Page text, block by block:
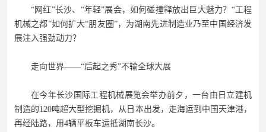
“网红”长沙、“年轻”展会，如何碰撞释放出巨大魅力？“工程
机械之都”如何扩大“朋友圈”，为湖南先进制造业乃至中国经济发
展注入强劲动力？
走向世界——“后起之秀”不输全球大展
在今年长沙国际工程机械展览会举办前夕，一台由日立建机
制造的120吨超大型挖掘机，从日本出发，走海运到中国天津港，
再经陆路，用4辆平板车运抵湖南长沙。